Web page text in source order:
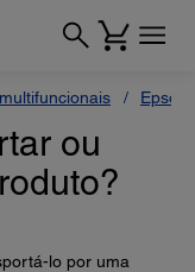
Epson
ou
lo por uma